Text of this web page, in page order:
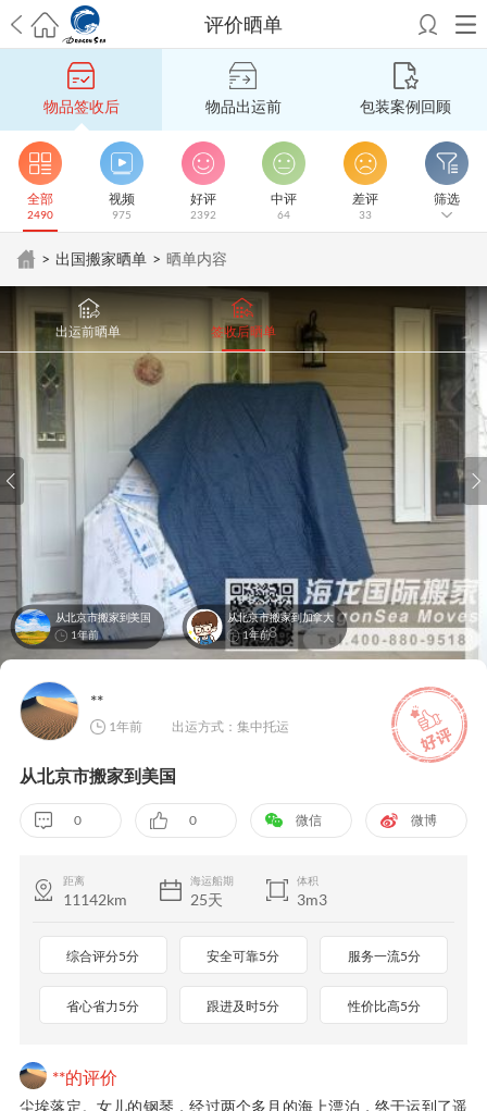
评价晒单
希望邮寄国际包裹顺利，从广州市国际快递邮寄到新西兰哪个公司好？
澳洲海运搬家回广州报关清关要怎么做？注意事项有哪些？青岛市国际
搬家服务到美国，搬家公司有哪些搬家方案？
大连市国际搬家服务到中
国台湾是一种怎样的体验？有人分享搬家经历吗？
从长沙市国际快递邮
寄到韩国有哪些国际快递方式？用哪种好？法国家具国际海运回国的方
法有哪些？具体怎么操作？
国际搬家：家具海运到奥克兰怎么样能省
钱？跨国搬家服务：扬州跨国搬家到加拿大怎么更有保障？
新冠疫情会
输到澳大利亚，移民如何跨国搬家？
家怎么搬省钱？昆明搬家到美国，如何打包才能对国际长途运输放心？
从秦皇岛市托运到美国
从重庆市托运到美国 从上海市托运到澳大利亚
从
张家界市托运到美国从厦门市托运到美国从张家界市托运到美国从上海
市搬家到英国
从南京市搬家到加拿大 从大连市搬家到英国
从佛山市搬家
到美国
从北京市搬家到西班牙 从广州市搬家到比利时
物品签收后 物品出运前 包装案例回顾
全部
2490
视频
975
好评
2392
中评
64
差评
33
筛选
> 出国搬家晒单 > 晒单内容
出运前晒单 签收后晒单
从北京市搬家到美国
1年前
从北京市搬家到加拿大
1年前
1/8
**
1年前 出运方式：集中托运
从北京市搬家到美国
0 0 微信 微博
距离
11142km
海运船期
25天
体积
3m3
综合评分5分 安全可靠5分 服务一流5分
省心省力5分 跟进及时5分 性价比高5分
**的评价
尘埃落定。女儿的钢琴，经过两个多月的海上漂泊，终于运到了遥